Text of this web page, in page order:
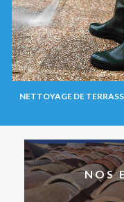
NETTOYAGE DE
NOS